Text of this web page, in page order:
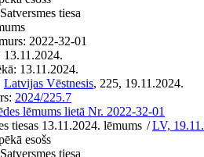
Satversmes tiesa
2022-32-01
13.11.2024.
13.11.2024.
Latvijas Vēstnesis, 225, 19.11.2024.
2024/225.7
lēmums lietā Nr. 2022-32-01
tiesas 13.11.2024. lēmums /LV,
esošs
Satversmes tiesa